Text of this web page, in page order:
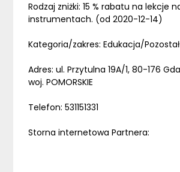
Rodzaj zniżki: 15 % rabatu na lekcje
instrumentach. (od 2020-12-14)
Kategoria/zakres: Edukacja/
Adres: ul. Przytulna 19A/1, 80-176
woj. POMORSKIE
Telefon: 531151331
Storna internetowa Partnera: